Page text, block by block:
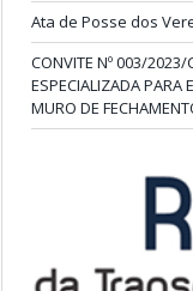
Ata de Posse dos
CONVITE Nº 003/2023/
ESPECIALIZADA PARA
MURO DE